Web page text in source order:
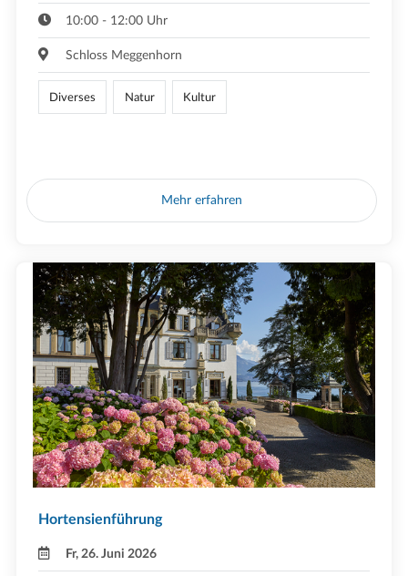
10:00 - 12:00 Uhr
Schloss Meggenhorn
Diverses Natur Kultur
Mehr erfahren
Hortensienführung
Fr, 26. Juni 2026